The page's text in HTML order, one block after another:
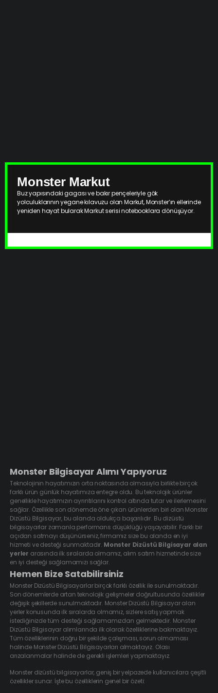
Monster Markut
Buz yapısındaki gagası ve bakır pençeleriyle gök
yolculuklarının yegane kılavuzu olan Markut, Monster’ın ellerinde
yeniden hayat bularak Markut serisi notebooklara dönüşüyor.
Monster Bilgisayar Alımı Yapıyoruz
Teknolojinin hayatımızın orta noktasında olmasıyla birlikte birçok
farklı ürün günlük hayatımıza entegre oldu. Bu teknolojik ürünler
genellikle hayatımızın ayrıntılarını kontrol altında tutar ve ilerlemesini
sağlar. Özellikle son dönemde öne çıkan ürünlerden biri olan Monster
Dizüstü Bilgisayar, bu alanda oldukça başarılıdır. Bu dizüstü
bilgisayarlar zamanla performans düşüklüğü yaşayabilir. Farklı bir
açıdan satmayı düşünürseniz, firmamız size bu alanda en iyi
hizmeti ve desteği sunmaktadır. Monster Dizüstü Bilgisayar alan
yerler arasında ilk sıralarda olmamız, alım satım hizmetinde size
en iyi desteği sağlamamızı sağlar.
Hemen Bize Satabilirsiniz
Monster Dizüstü Bilgisayarlar birçok farklı özellik ile sunulmaktadır.
Son dönemlerde artan teknolojik gelişmeler doğrultusunda özellikler
değişik şekillerde sunulmaktadır. Monster Dizüstü Bilgisayar alan
yerler konusunda ilk sıralarda olmamız, sizlere satış yapmak
istediğinizde tüm desteği sağlamamızdan gelmektedir. Monster
Dizüstü Bilgisayar alımlarında ilk olarak özelliklerine bakmaktayız.
Tüm özelliklerinin doğru bir şekilde çalışması, sorun olmaması
halinde Monster Dizüstü Bilgisayarları almaktayız. Olası
arızalanmalar halinde de gerekli işlemleri yapmaktayız.
Monster dizüstü bilgisayarlar, geniş bir yelpazede kullanıcılara çeşitli
özellikler sunar. İşte bu özelliklerin genel bir özeti: